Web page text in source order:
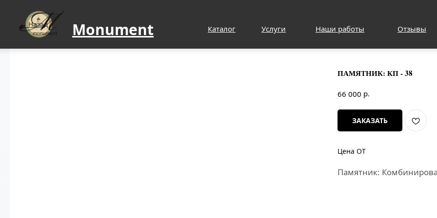
Назад
ПАМЯТНИК: КП - 38
66 000 р.
ЗАКАЗАТЬ
Цена ОТ
Памятник:
Monument Каталог Услуги Наши работы Отзывы